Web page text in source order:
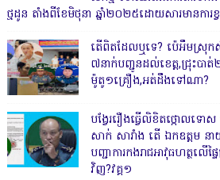
ថ្មដូន តាំងពីខែមិថុនា ឆ្នាំ២០២៥ដោយសារមានការខ្
តើពិតដែលឬទេ? ប៉េអឹមស្
៧នាក់បញ្ជូនដល់ខេត្ត,ជ្រុះបា
ម៉ូតូ១គ្រឿង,អត់ដឹងទៅណា?
បង្វែររឿងធ្វើលិខិតថ្កោលទ
សាក់ សារាំង តើ ឯកឧត្តម
បញ្ជាការកងរាជអាវុធហត្ថលើ
វិញ?វគ្គ១